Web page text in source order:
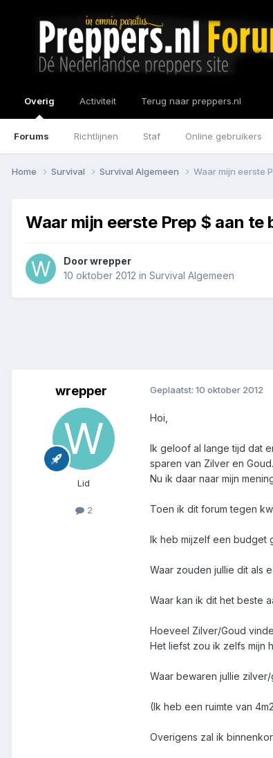
Overig
Forums Richtlijnen Staf Online gebruikers
Activiteit Terug naar preppers.nl
Home Survival Survival Algemeen Waar mijn eerste
Waar mijn eerste Prep $ aan te
Doorwrepper
10 oktober 2012 in Survival Algemeen
wrepper
Lid
2
Geplaatst: 10 oktober 2012
Hoi,
Ik geloof al lange tijd dat
sparen van Zilver en Goud.
Nu ik daar naar mijn
Toen ik dit forum tegen
Ik heb mijzelf een budget
Waar zouden jullie dit als
Waar kan ik dit het beste
Hoeveel Zilver/Goud
Het liefst zou ik zelfs mijn
Waar bewaren jullie zilver/
(Ik heb een ruimte van
Overigens zal ik